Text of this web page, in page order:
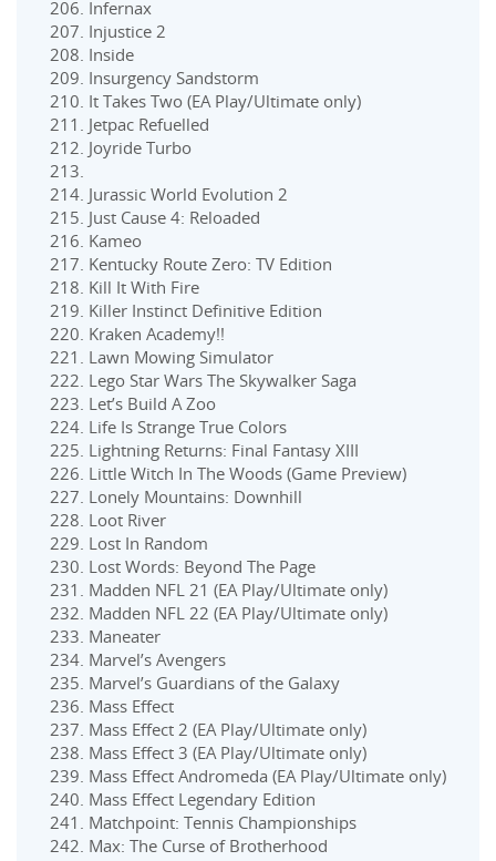
Infernax
Injustice 2
Inside
Insurgency Sandstorm
It Takes Two (EA Play/Ultimate only)
Jetpac Refuelled
Joyride Turbo
Jurassic World Evolution 2
Just Cause 4: Reloaded
Kameo
Kentucky Route Zero: TV Edition
Kill It With Fire
Killer Instinct Definitive Edition
Kraken Academy!!
Lawn Mowing Simulator
Lego Star Wars The Skywalker Saga
Let’s Build A Zoo
Life Is Strange True Colors
Lightning Returns: Final Fantasy XIII
Little Witch In The Woods (Game Preview)
Lonely Mountains: Downhill
Loot River
Lost In Random
Lost Words: Beyond The Page
Madden NFL 21 (EA Play/Ultimate only)
Madden NFL 22 (EA Play/Ultimate only)
Maneater
Marvel’s Avengers
Marvel’s Guardians of the Galaxy
Mass Effect
Mass Effect 2 (EA Play/Ultimate only)
Mass Effect 3 (EA Play/Ultimate only)
Mass Effect Andromeda (EA Play/Ultimate only)
Mass Effect Legendary Edition
Matchpoint: Tennis Championships
Max: The Curse of Brotherhood